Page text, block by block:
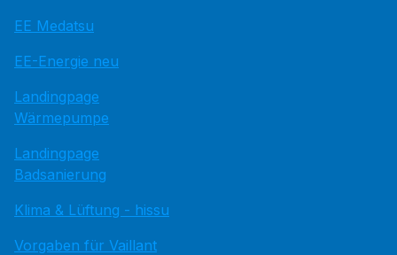
EE Medatsu
EE-Energie neu
Landingpage
Wärmepumpe
Landingpage
Badsanierung
Klima & Lüftung - hissu
Vorgaben für Vaillant